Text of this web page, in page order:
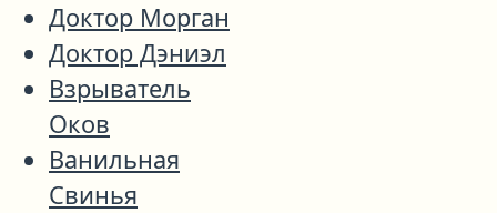
Доктор Морган
Доктор Дэниэл
Взрыватель
Оков
Ванильная
Свинья